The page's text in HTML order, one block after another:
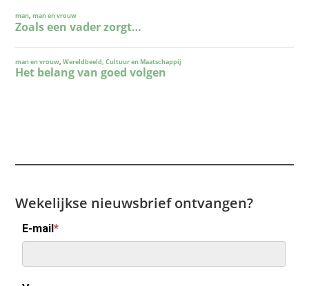
Wekelijkse nieuwsbrief ontvangen?